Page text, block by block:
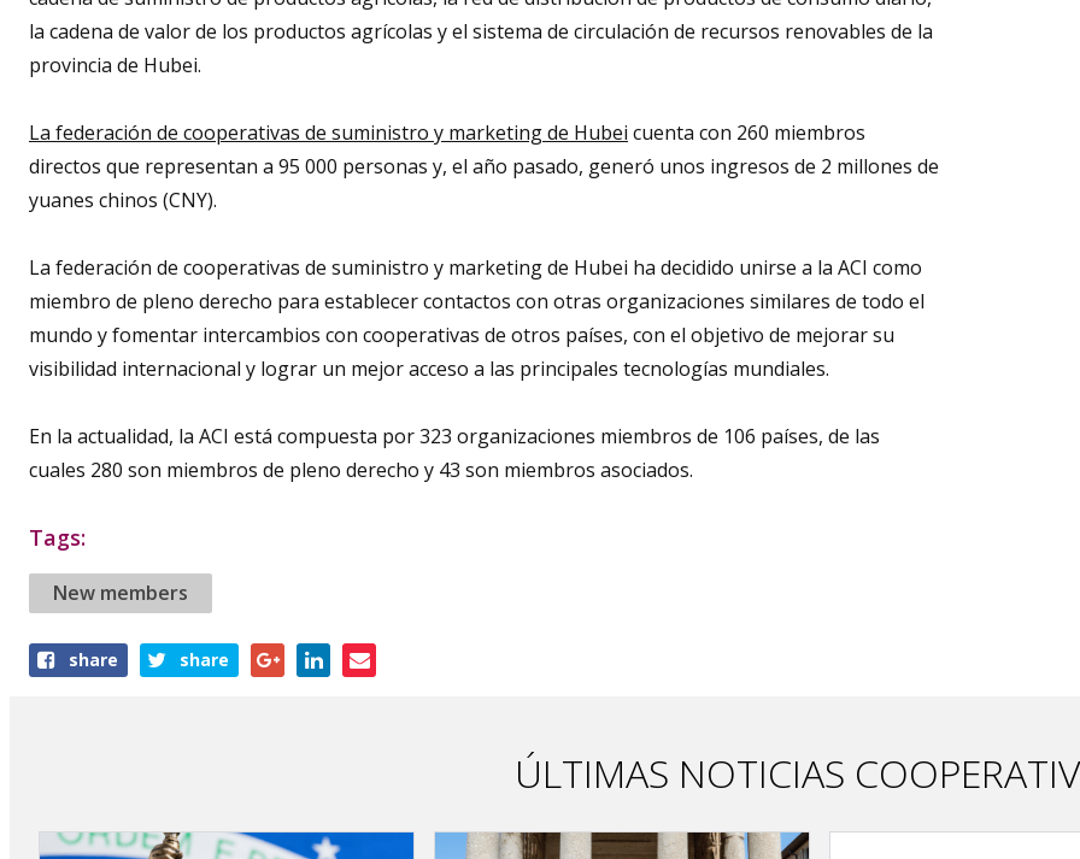
la cadena de valor de los productos agrícolas y el sistema de circulación de recursos renovables de la
provincia de Hubei.
La federación de cooperativas de suministro y marketing de Hubei cuenta con 260 miembros
directos que representan a 95 000 personas y, el año pasado, generó unos ingresos de 2 millones de
yuanes chinos (CNY).
La federación de cooperativas de suministro y marketing de Hubei ha decidido unirse a la ACI como
miembro de pleno derecho para establecer contactos con otras organizaciones similares de todo el
mundo y fomentar intercambios con cooperativas de otros países, con el objetivo de mejorar su
visibilidad internacional y lograr un mejor acceso a las principales tecnologías mundiales.
En la actualidad, la ACI está compuesta por 323 organizaciones miembros de 106 países, de las
cuales 280 son miembros de pleno derecho y 43 son miembros asociados.
Tags:
New members
Shareshare share
ÚLTIMAS NOTICIAS